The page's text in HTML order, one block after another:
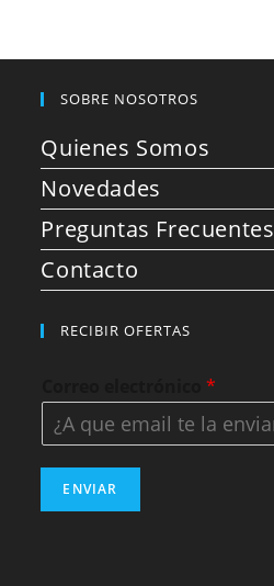
SOBRE NOSOTROS
Quienes Somos
Novedades
Preguntas Frecuentes
Contacto
RECIBIR OFERTAS
Correo electrónico*
ENVIAR